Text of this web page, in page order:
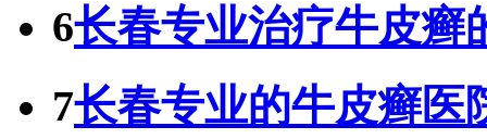
6长春专业治疗牛皮癣
7长春专业的牛皮癣医